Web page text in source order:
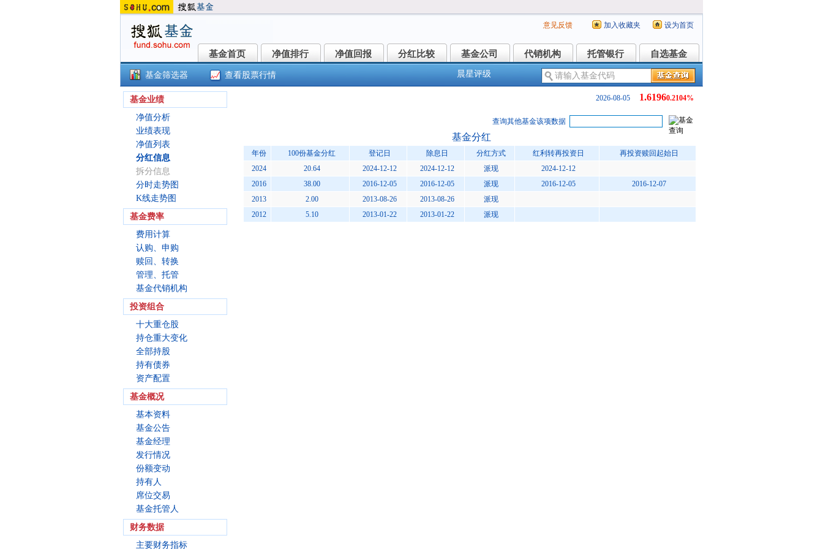
意见反馈 加入收藏夹 设为首页
基金首页
基金首页 净值排行
净值排行 净值回报
净值回报 分红比较
分红比较 基金公司
基金公司 代销机构
代销机构 托管银行
托管银行 自选基金
自选基金
基金筛选器 查看股票行情 晨星评级
基金业绩
净值分析
业绩表现
净值列表
分红信息
拆分信息
分时走势图
K线走势图
基金费率
费用计算
认购、申购
赎回、转换
管理、托管
基金代销机构
投资组合
十大重仓股
持仓重大变化
全部持股
持有债券
资产配置
基金概况
基本资料
基金公告
基金经理
发行情况
份额变动
持有人
席位交易
基金托管人
财务数据
主要财务指标
2026-08-05 1.61960.2104%
查询其他基金该项数据
基金分红
年份 100份基金分红 登记日 除息日 分红方式 红利转再投资日
再投资赎回起始日
2024
20.64 2024-12-12 2024-12-12 派现
2024-12-12
2016
38.00 2016-12-05 2016-12-05 派现 2016-12-05
2016-12-07
2013
2.00 2013-08-26 2013-08-26
派现
2012
5.10 2013-01-22 2013-01-22 派现